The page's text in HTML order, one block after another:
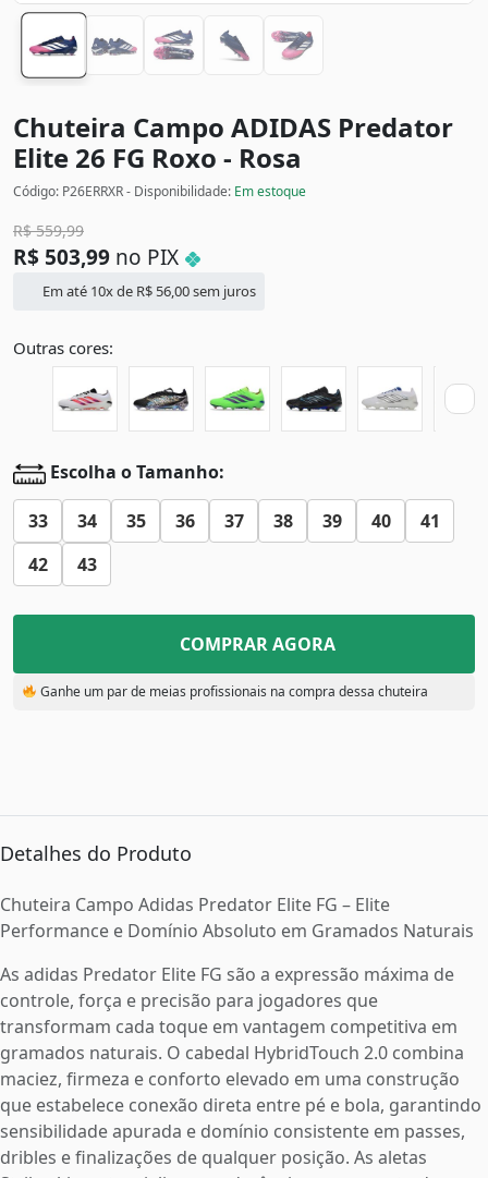
Chuteira Campo ADIDAS Predator
Elite 26 FG Roxo - Rosa
Código: P26ERRXR - Disponibilidade: Em estoque
R$559,99
R$ 503,99 no PIX
Em até 10x de R$ 56,00sem juros
Outras cores:
Escolha o Tamanho:
33 34 35 36 37 38 39 40
41
42
43
COMPRAR AGORA
Ganhe um par de meias profissionais na compra dessa chuteira
Detalhes do Produto
Chuteira Campo Adidas Predator Elite FG – Elite
Performance e Domínio Absoluto em Gramados Naturais
As adidas Predator Elite FG são a expressão máxima de
controle, força e precisão para jogadores que
transformam cada toque em vantagem competitiva em
gramados naturais. O cabedal HybridTouch 2.0 combina
maciez, firmeza e conforto elevado em uma construção
que estabelece conexão direta entre pé e bola, garantindo
sensibilidade apurada e domínio consistente em passes,
dribles e finalizações de qualquer posição. As aletas